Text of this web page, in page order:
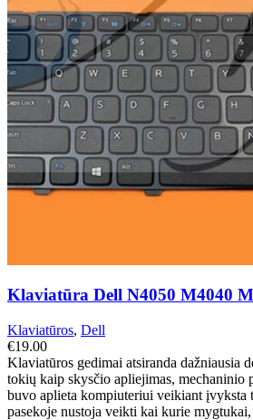
Klaviatūra Dell N4050 M4040
Klaviatūros, Dell
€19.00
Klaviatūros gedimai atsiranda dažniausia
tokių kaip skysčio apliejimas, mechaninio
buvo aplieta kompiuteriui veikiant įvyksta
pasekoje nustoja veikti kai kurie